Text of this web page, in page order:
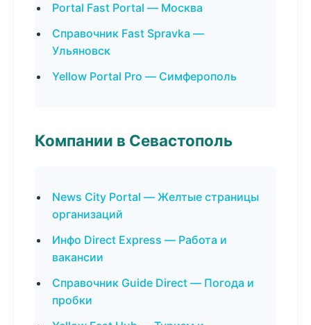
Portal Fast Portal — Москва
Справочник Fast Spravka —
Ульяновск
Yellow Portal Pro — Симферополь
Компании в Севастополь
News City Portal — Желтые страницы
организаций
Инфо Direct Express — Работа и
вакансии
Справочник Guide Direct — Погода и
пробки